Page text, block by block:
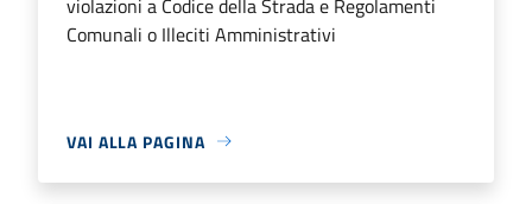
Comunali o Illeciti Amministrativi
VAI ALLA PAGINA